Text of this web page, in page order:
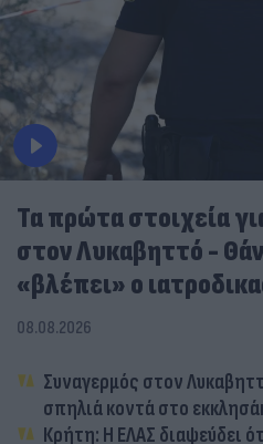
Τα πρώτα στοιχεία
στον Λυκαβηττό -
«βλέπει» ο
08.08.2026
Συναγερμός στον
σπηλιά κοντά στο
Κρήτη: Η ΕΛΑΣ διαψεύδει